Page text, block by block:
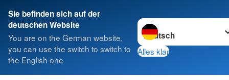
Sie befinden sich auf der
deutschen Website
You are on the German website,
you can use the switch to switch to
the English one
Sprache wechseln zu
Alles klar